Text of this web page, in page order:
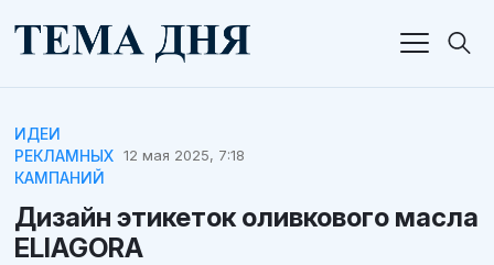
ИДЕИ
РЕКЛАМНЫХ
КАМПАНИЙ
12 мая 2025, 7:18
Дизайн этикеток оливкового масла
ELIAGORA